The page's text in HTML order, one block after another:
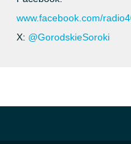
www.facebook.com/
X: @GorodskieSoroki